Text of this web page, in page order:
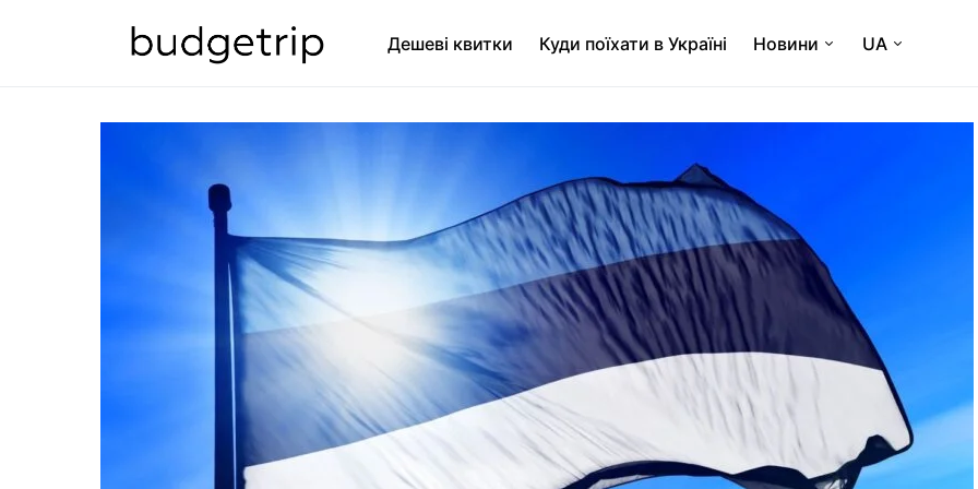
Дешеві квитки Куди поїхати в Україні Новини UA